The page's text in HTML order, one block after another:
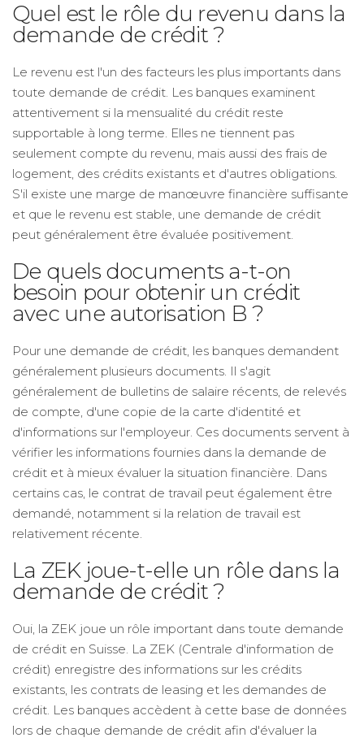
Quel est le rôle du revenu dans la
demande de crédit ?
Le revenu est l'un des facteurs les plus importants dans
toute demande de crédit. Les banques examinent
attentivement si la mensualité du crédit reste
supportable à long terme. Elles ne tiennent pas
seulement compte du revenu, mais aussi des frais de
logement, des crédits existants et d'autres obligations.
S'il existe une marge de manœuvre financière suffisante
et que le revenu est stable, une demande de crédit
peut généralement être évaluée positivement.
De quels documents a-t-on
besoin pour obtenir un crédit
avec une autorisation B ?
Pour une demande de crédit, les banques demandent
généralement plusieurs documents. Il s'agit
généralement de bulletins de salaire récents, de relevés
de compte, d'une copie de la carte d'identité et
d'informations sur l'employeur. Ces documents servent à
vérifier les informations fournies dans la demande de
crédit et à mieux évaluer la situation financière. Dans
certains cas, le contrat de travail peut également être
demandé, notamment si la relation de travail est
relativement récente.
La ZEK joue-t-elle un rôle dans la
demande de crédit ?
Oui, la ZEK joue un rôle important dans toute demande
de crédit en Suisse. La ZEK (Centrale d'information de
crédit) enregistre des informations sur les crédits
existants, les contrats de leasing et les demandes de
crédit. Les banques accèdent à cette base de données
lors de chaque demande de crédit afin d'évaluer la